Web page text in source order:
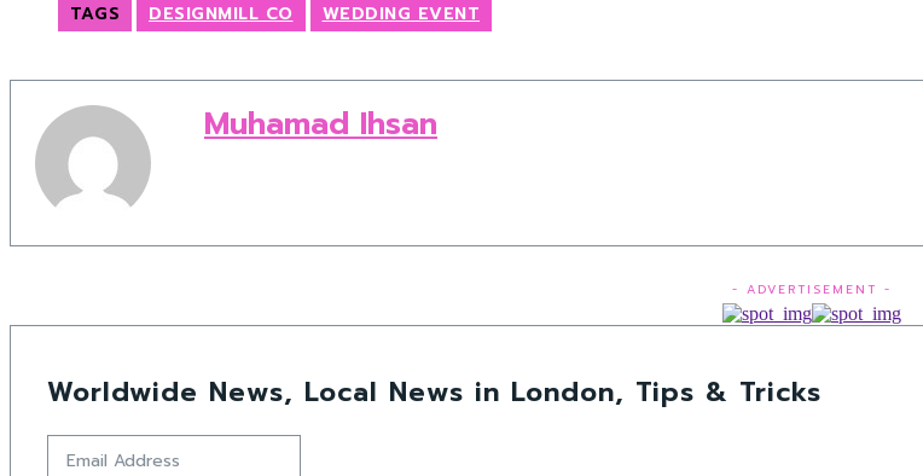
TAGS DESIGNMILL CO WEDDING EVENT
Muhamad Ihsan
- ADVERTISEMENT -
Worldwide News, Local News in London, Tips & Tricks